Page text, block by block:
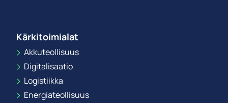
Kärkitoimialat
Akkuteollisuus
Digitalisaatio
Logistiikka
Energiateollisuus